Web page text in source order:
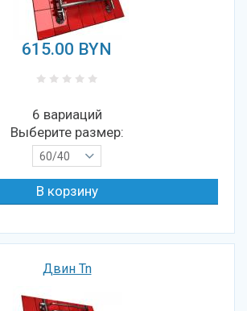
615.00 BYN
6 вариаций
Выберите размер:
60/40
Двин Tn